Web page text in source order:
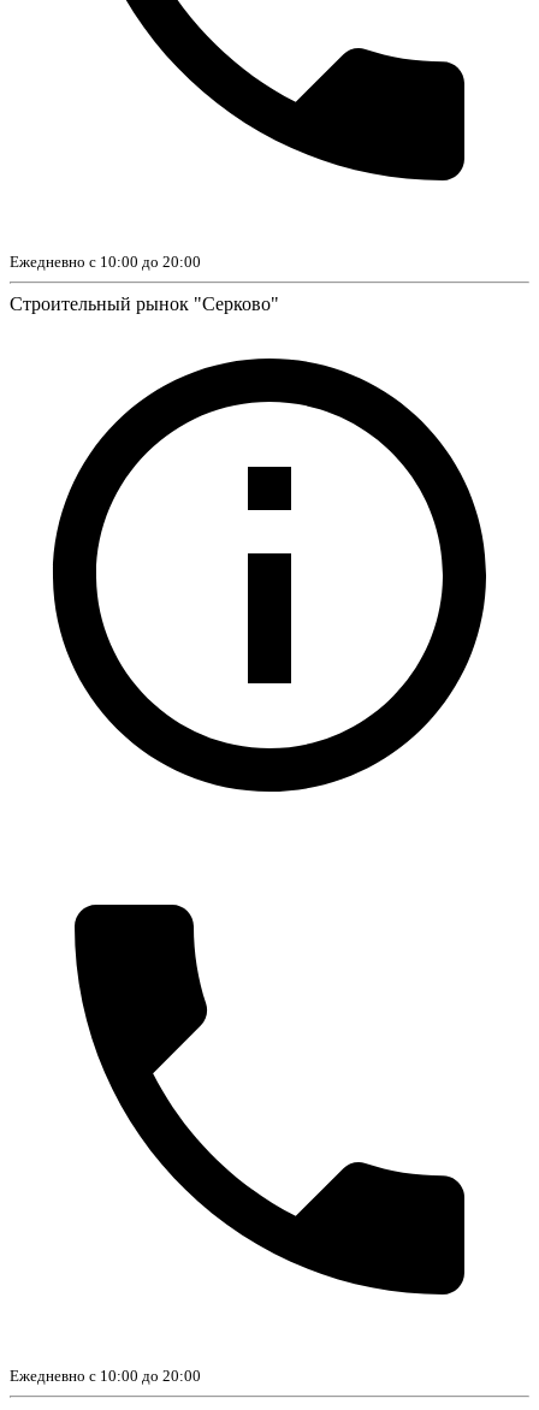
Ежедневно с 10:00 до 20:00
Строительный рынок "Серково"
Ежедневно с 10:00 до 20:00